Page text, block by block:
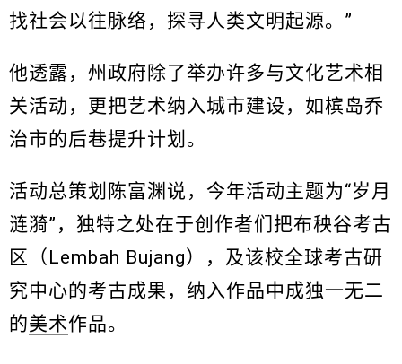
找社会以往脉络，探寻人类文明起源。”
他透露，州政府除了举办许多与文化艺术相
关活动，更把艺术纳入城市建设，如槟岛乔
治市的后巷提升计划。
活动总策划陈富渊说，今年活动主题为“岁月
涟漪”，独特之处在于创作者们把布秧谷考古
区（Lembah Bujang），及该校全球考古研
究中心的考古成果，纳入作品中成独一无二
的美术作品。